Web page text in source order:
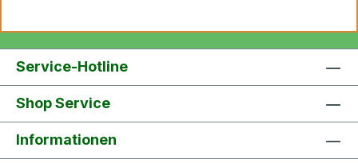
Service-Hotline
Shop Service
Informationen